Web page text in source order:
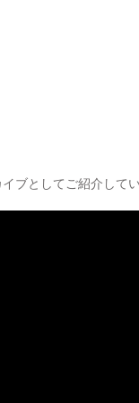
ブとしてご紹介して